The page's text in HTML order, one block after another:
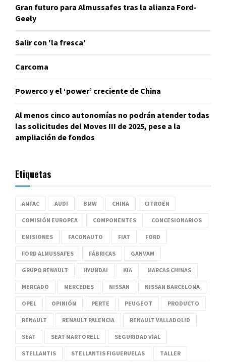
Gran futuro para Almussafes tras la alianza Ford-
Geely
Salir con 'la fresca'
Carcoma
Powerco y el ‘power’ creciente de China
Al menos cinco autonomías no podrán atender todas
las solicitudes del Moves III de 2025, pese a la
ampliación de fondos
Etiquetas
ANFAC AUDI BMW CHINA CITROËN
COMISIÓN EUROPEA COMPONENTES CONCESIONARIOS
EMISIONES FACONAUTO FIAT FORD
FORD ALMUSSAFES FÁBRICAS GANVAM
GRUPO RENAULT HYUNDAI KIA MARCAS CHINAS
MERCADO MERCEDES NISSAN NISSAN BARCELONA
OPEL OPINIÓN PERTE PEUGEOT PRODUCTO
RENAULT RENAULT PALENCIA RENAULT VALLADOLID
SEAT SEAT MARTORELL SEGURIDAD VIAL
STELLANTIS STELLANTIS FIGUERUELAS TALLER